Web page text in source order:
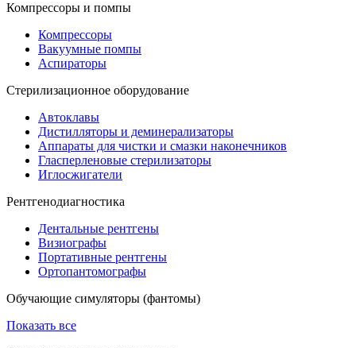
Компрессоры и помпы
Компрессоры
Вакуумные помпы
Аспираторы
Стерилизационное оборудование
Автоклавы
Дистилляторы и деминерализаторы
Аппараты для чистки и смазки наконечников
Гласперленовые стерилизаторы
Иглосжигатели
Рентгенодиагностика
Дентальные рентгены
Визиографы
Портативные рентгены
Ортопантомографы
Обучающие симуляторы (фантомы)
Показать все